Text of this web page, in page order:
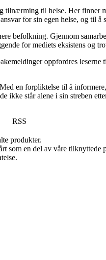
tilnærming til helse. Her
for sin egen helse, og til å
befolkning. Gjennom
for mediets eksistens og
oppfordres
en forpliktelse til å
ikke står alene i sin streben
RSS
produkter.
en del av våre tilknyttede